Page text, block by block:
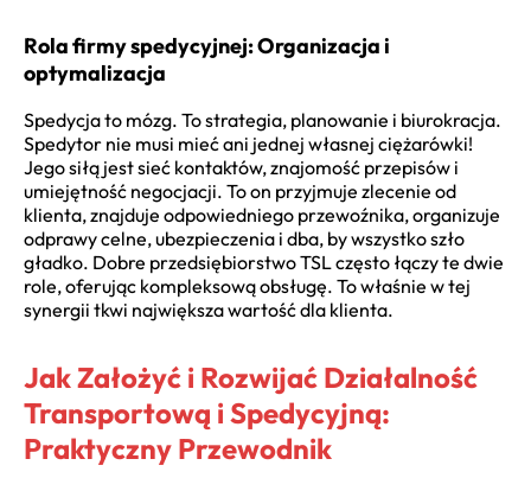
Rola firmy spedycyjnej: Organizacja i
optymalizacja
Spedycja to mózg. To strategia, planowanie i biurokracja.
Spedytor nie musi mieć ani jednej własnej ciężarówki!
Jego siłą jest sieć kontaktów, znajomość przepisów i
umiejętność negocjacji. To on przyjmuje zlecenie od
klienta, znajduje odpowiedniego przewoźnika, organizuje
odprawy celne, ubezpieczenia i dba, by wszystko szło
gładko. Dobre przedsiębiorstwo TSL często łączy te dwie
role, oferując kompleksową obsługę. To właśnie w tej
synergii tkwi największa wartość dla klienta.
Jak Założyć i Rozwijać Działalność
Transportową i Spedycyjną:
Praktyczny Przewodnik